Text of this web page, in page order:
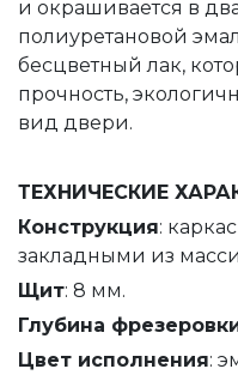
и окрашивается в
полиуретановой
бесцветный лак,
прочность,
вид двери.
ТЕХНИЧЕСКИЕ
Конструкция:
закладными из
Щит: 8 мм.
Глубина
Цвет исполнения: